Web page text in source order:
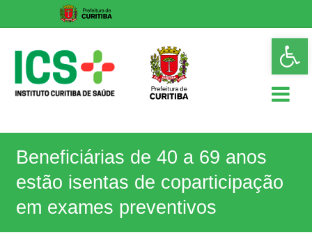
content
ICS
Instituto
de
Beneficiárias de 40 a 69 anos
estão isentas de coparticipação
em exames preventivos